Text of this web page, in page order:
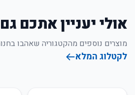
אולי יעניין אתכם גם
מוצרים נוספים מהקטגוריה שאהבו
לקטלוג המלא